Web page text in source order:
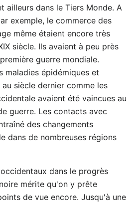
ailleurs dans le Tiers Monde. A
exemple, le commerce des
même étaient encore très
siècle. Ils avaient à peu près
guerre mondiale.
maladies épidémiques et
siècle dernier comme les
avaient été vaincues au
guerre. Les contacts avec
des changements
dans de nombreuses régions
dans le progrès
mérite qu'on y prête
de vue encore. Jusqu'à une